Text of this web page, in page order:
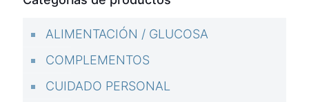
ALIMENTACIÓN / GLUCOSA
COMPLEMENTOS
CUIDADO PERSONAL